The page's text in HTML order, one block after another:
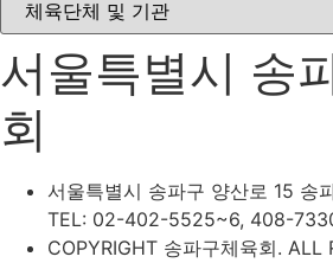
서울특별시 송
회
서울특별시 송파구 양산로 15 송
TEL: 02-402-5525~6, 408-
COPYRIGHT 송파구체육회. ALL